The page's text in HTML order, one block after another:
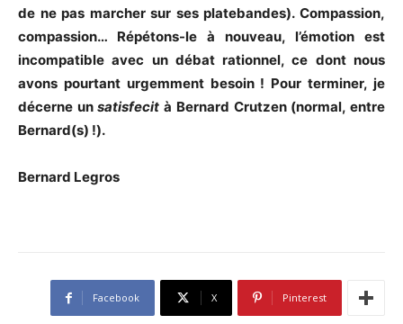
de ne pas marcher sur ses platebandes). Compassion,
compassion… Répétons-le à nouveau, l’émotion est
incompatible avec un débat rationnel, ce dont nous
avons pourtant urgemment besoin ! Pour terminer, je
décerne unsatisfecit à Bernard Crutzen (normal, entre
Bernard(s) !).
Bernard Legros
Facebook X Pinterest